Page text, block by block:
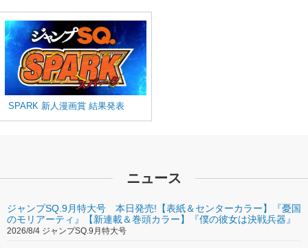
SPARK 新人漫画賞 結果発表
ニュース
ジャンプSQ.9月特大号 本日発売!【表紙＆センターカラー】『憂国
のモリアーティ』【新連載＆巻頭カラー】『僕の彼女は決戦兵器』
2026/8/4 ジャンプSQ.9月特大号